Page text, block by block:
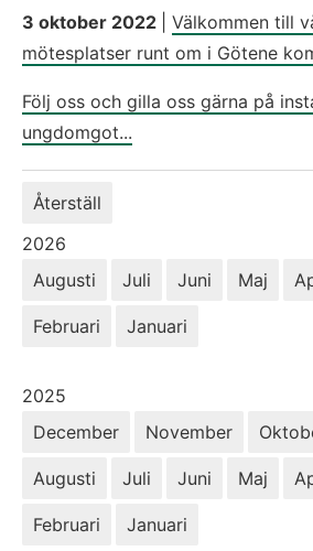
3 oktober 2022
Välkommen till
mötesplatser runt om i Götene
Följ oss och gilla oss gärna på
ungdomgot...
Återställ
År:
2026
Augusti
Juli Juni Maj
Februari Januari
År:
2025
December
November
Augusti Juli Juni Maj
Februari Januari